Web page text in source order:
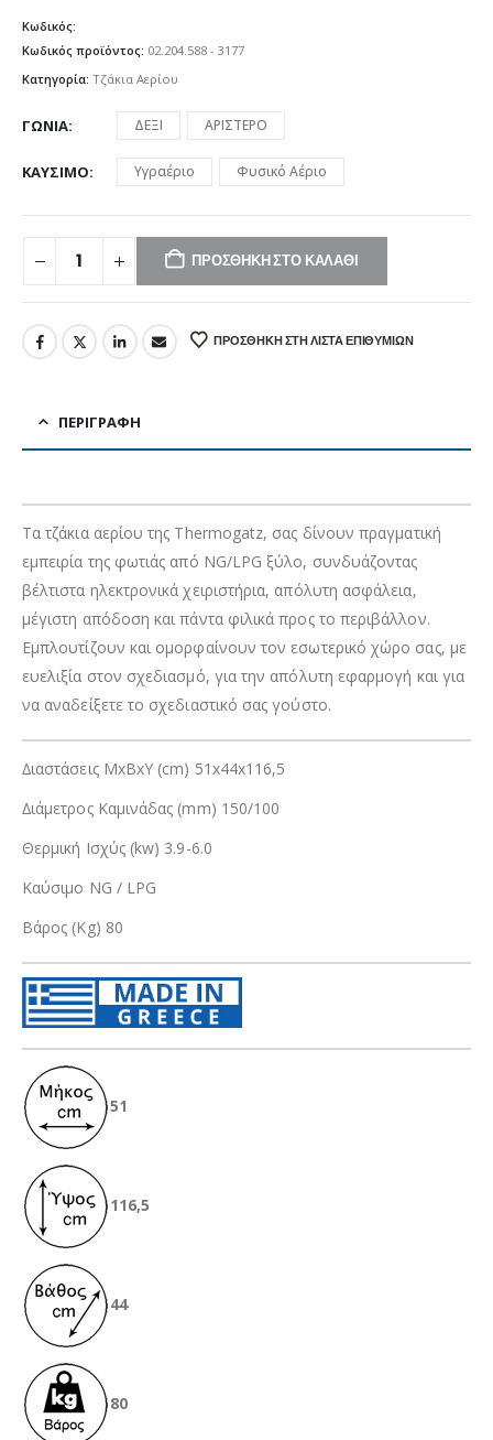
Κωδικός:
Κωδικός προϊόντος: 02.204.588 - 3177
Κατηγορία: Τζάκια Αερίου
ΓΩΝΙΑ ΔΕΞΙ ΑΡΙΣΤΕΡΟ
ΚΑΎΣΙΜΟ Υγραέριο Φυσικό Αέριο
ΠΡΟΣΘΉΚΗ ΣΤΟ ΚΑΛΆΘΙ
ΠΡΟΣΘΉΚΗ ΣΤΗ ΛΊΣΤΑ ΕΠΙΘΥΜΙΏΝ
ΠΕΡΙΓΡΑΦΉ
Τα τζάκια αερίου της Thermogatz, σας δίνουν πραγματική
εμπειρία της φωτιάς από NG/LPG ξύλο, συνδυάζοντας
βέλτιστα ηλεκτρονικά χειριστήρια, απόλυτη ασφάλεια,
μέγιστη απόδοση και πάντα φιλικά προς το περιβάλλον.
Εμπλουτίζουν και ομορφαίνουν τον εσωτερικό χώρο σας, με
ευελιξία στον σχεδιασμό, για την απόλυτη εφαρμογή και για
να αναδείξετε το σχεδιαστικό σας γούστο.
∆ιαστάσεις ΜxΒxΥ (cm) 51x44x116,5
∆ιάµετρος Καµινάδας (mm) 150/100
Θερµική Ισχύς (kw) 3.9-6.0
Καύσιµο NG / LPG
Βάρος (Kg) 80
51
116,5
44
80